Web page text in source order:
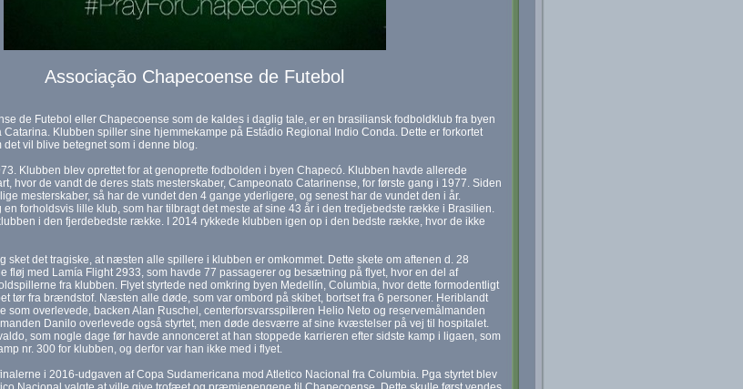
Associação Chapecoense de Futebol
de Futebol eller Chapecoense som de kaldes i daglig tale, er en brasiliansk fodboldklub fra byen
Catarina. Klubben spiller sine hjemmekampe på Estádio Regional Indio Conda. Dette er forkortet
vil blive betegnet som i denne blog.
Klubben blev oprettet for at genoprette fodbolden i byen Chapecó. Klubben havde allerede
hvor de vandt de deres stats mesterskaber, Campeonato Catarinense, for første gang i 1977. Siden
mesterskaber, så har de vundet den 4 gange yderligere, og senest har de vundet den i år.
forholdsvis lille klub, som har tilbragt det meste af sine 43 år i den tredjebedste række i Brasilien.
i den fjerdebedste række. I 2014 rykkede klubben igen op i den bedste række, hvor de ikke
sket det tragiske, at næsten alle spillere i klubben er omkommet. Dette skete om aftenen d. 28
fløj med Lamía Flight 2933, som havde 77 passagerer og besætning på flyet, hvor en del af
fra klubben. Flyet styrtede ned omkring byen Medellín, Columbia, hvor dette formodentligt
tør fra brændstof. Næsten alle døde, som var ombord på skibet, bortset fra 6 personer. Heriblandt
som overlevede, backen Alan Ruschel, centerforsvarsspilleren Helio Neto og reservemålmanden
Danilo overlevede også styrtet, men døde desværre af sine kvæstelser på vej til hospitalet.
som nogle dage før havde annonceret at han stoppede karrieren efter sidste kamp i ligaen, som
nr. 300 for klubben, og derfor var han ikke med i flyet.
i 2016-udgaven af Copa Sudamericana mod Atletico Nacional fra Columbia. Pga styrtet blev